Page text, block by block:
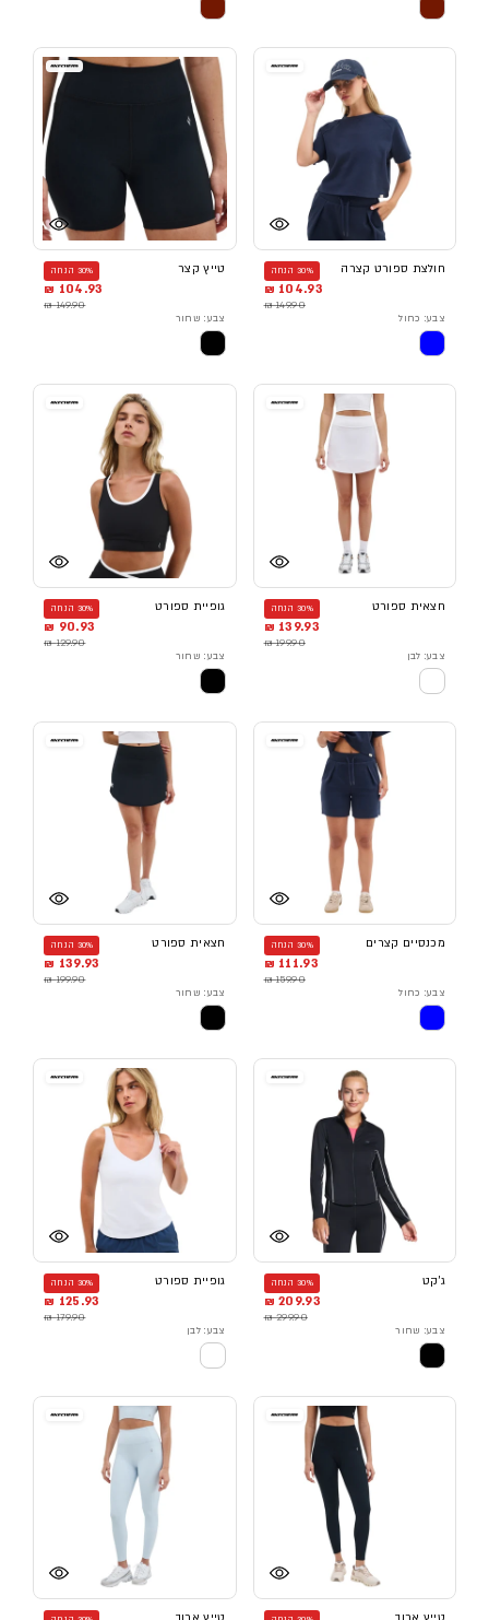
חולצת ספורט קצרה 30% הנחה
104.93 ₪
149.90 ₪
צבע: כחול
טייץ קצר 30% הנחה
104.93 ₪
149.90 ₪
צבע: שחור
חצאית ספורט 30% הנחה
139.93 ₪
199.90 ₪
צבע: לבן
גופיית ספורט 30% הנחה
90.93 ₪
129.90 ₪
צבע: שחור
מכנסיים קצרים 30% הנחה
111.93 ₪
159.90 ₪
צבע: כחול
חצאית ספורט 30% הנחה
139.93 ₪
199.90 ₪
צבע: שחור
ג'קט 30% הנחה
209.93 ₪
299.90 ₪
צבע: שחור
גופיית ספורט 30% הנחה
125.93 ₪
179.90 ₪
צבע: לבן